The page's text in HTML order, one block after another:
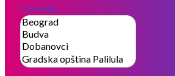
Lokacija